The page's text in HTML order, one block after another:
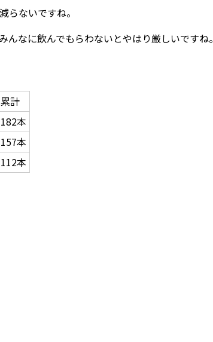
らないですね。
んなに飲んでもらわないとやはり厳しいですね。
累計
182本
157本
112本